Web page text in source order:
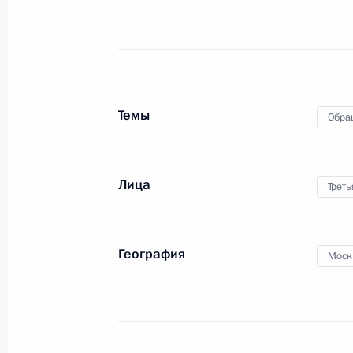
О ходе исполнения поручения,
Президента Российской
Российской Федерации по
Темы
Лица
География